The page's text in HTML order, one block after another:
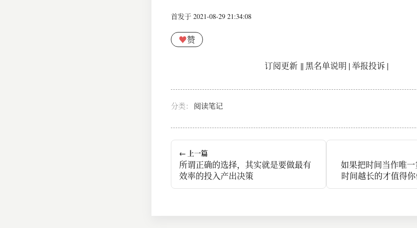
首发于 2021-08-29 21:34:08
♥赞
订阅更新||黑名单说明 |举报投诉 |
分类： 阅读笔记
← 上一篇
所谓正确的选择，其实就是要做最有
效率的投入产出决策
如果把时间当作唯
时间越长的才值得
是家人还